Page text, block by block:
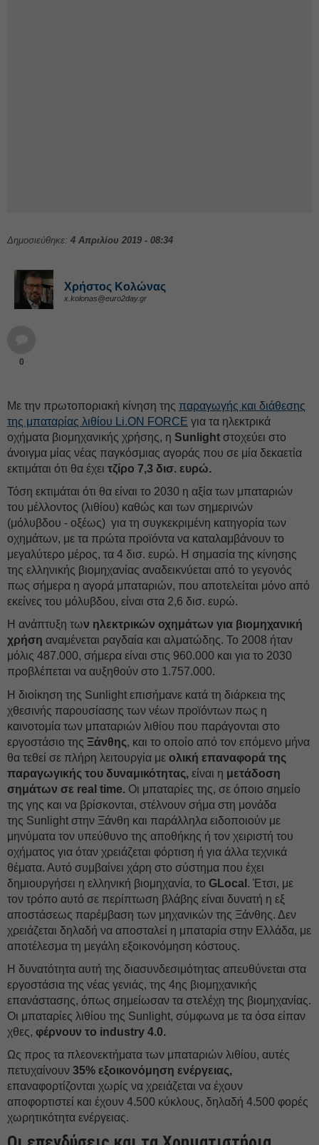
Δημοσιεύθηκε: 4 Απριλίου 2019 - 08:34
Χρήστος Κολώνας
x.kolonas@euro2day.gr
0
Με την πρωτοποριακή κίνηση της παραγωγής και διάθεσης
της μπαταρίας λιθίου Li.ON FORCE για τα ηλεκτρικά
οχήματα βιομηχανικής χρήσης, η Sunlight στοχεύει στο
άνοιγμα μίας νέας παγκόσμιας αγοράς που σε μία δεκαετία
εκτιμάται ότι θα έχει τζίρο 7,3 δισ. ευρώ.
Τόση εκτιμάται ότι θα είναι το 2030 η αξία των μπαταριών
του μέλλοντος (λιθίου) καθώς και των σημερινών
(μόλυβδου - οξέως) για τη συγκεκριμένη κατηγορία των
οχημάτων, με τα πρώτα προϊόντα να καταλαμβάνουν το
μεγαλύτερο μέρος, τα 4 δισ. ευρώ. Η σημασία της κίνησης
της ελληνικής βιομηχανίας αναδεικνύεται από το γεγονός
πως σήμερα η αγορά μπαταριών, που αποτελείται μόνο από
εκείνες του μόλυβδου, είναι στα 2,6 δισ. ευρώ.
Η ανάπτυξη των ηλεκτρικών οχημάτων για βιομηχανική
χρήση αναμένεται ραγδαία και αλματώδης. Το 2008 ήταν
μόλις 487.000, σήμερα είναι στις 960.000 και για το 2030
προβλέπεται να αυξηθούν στο 1.757.000.
Η διοίκηση της Sunlight επισήμανε κατά τη διάρκεια της
χθεσινής παρουσίασης των νέων προϊόντων πως η
καινοτομία των μπαταριών λιθίου που παράγονται στο
εργοστάσιο της Ξάνθης, και το οποίο από τον επόμενο μήνα
θα τεθεί σε πλήρη λειτουργία με ολική επαναφορά της
παραγωγικής του δυναμικότητας, είναι η μετάδοση
σημάτων σε real time. Οι μπαταρίες της, σε όποιο σημείο
της γης και να βρίσκονται, στέλνουν σήμα στη μονάδα
της Sunlight στην Ξάνθη και παράλληλα ειδοποιούν με
μηνύματα τον υπεύθυνο της αποθήκης ή τον χειριστή του
οχήματος για όταν χρειάζεται φόρτιση ή για άλλα τεχνικά
θέματα. Αυτό συμβαίνει χάρη στο σύστημα που έχει
δημιουργήσει η ελληνική βιομηχανία, το GLocal . Έτσι, με
τον τρόπο αυτό σε περίπτωση βλάβης είναι δυνατή η εξ
αποστάσεως παρέμβαση των μηχανικών της Ξάνθης. Δεν
χρειάζεται δηλαδή να αποσταλεί η μπαταρία στην Ελλάδα, με
αποτέλεσμα τη μεγάλη εξοικονόμηση κόστους.
Η δυνατότητα αυτή της διασυνδεσιμότητας απευθύνεται στα
εργοστάσια της νέας γενιάς, της 4ης βιομηχανικής
επανάστασης, όπως σημείωσαν τα στελέχη της βιομηχανίας.
Οι μπαταρίες λιθίου της Sunlight, σύμφωνα με τα όσα είπαν
χθες, φέρνουν το industry 4.0.
Ως προς τα πλεονεκτήματα των μπαταριών λιθίου, αυτές
πετυχαίνουν 35% εξοικονόμηση ενέργειας,
επαναφορτίζονται χωρίς να χρειάζεται να έχουν
αποφορτιστεί και έχουν 4.500 κύκλους, δηλαδή 4.500 φορές
χωρητικότητα ενέργειας.